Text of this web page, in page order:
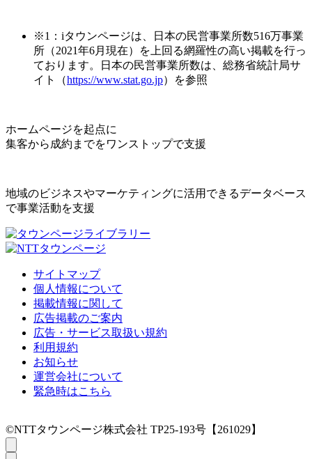
※1：iタウンページは、日本の民営事業所数516万事業
所（2021年6月現在）を上回る網羅性の高い掲載を行っ
ております。日本の民営事業所数は、総務省統計局サ
イト（https://www.stat.go.jp）を参照
ホームページを起点に
集客から成約までをワンストップで支援
地域のビジネスやマーケティングに活用できるデータベース
で事業活動を支援
サイトマップ
個人情報について
掲載情報に関して
広告掲載のご案内
広告・サービス取扱い規約
利用規約
お知らせ
運営会社について
緊急時はこちら
©NTTタウンページ株式会社 TP25-193号【261029】